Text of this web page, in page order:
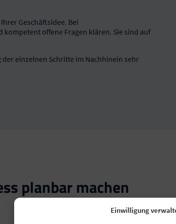
Einwilligung
Geschäftsidee. Bei
offene Fragen klären. Sie sind auf
einzelnen Schritte im Nachhinein sehr
planbar machen